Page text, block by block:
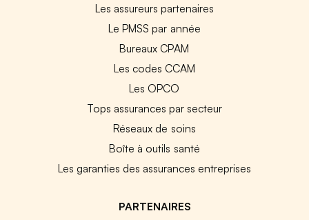
Les assureurs partenaires
Le PMSS par année
Bureaux CPAM
Les codes CCAM
Les OPCO
Tops assurances par secteur
Réseaux de soins
Boîte à outils santé
Les garanties des assurances entreprises
PARTENAIRES